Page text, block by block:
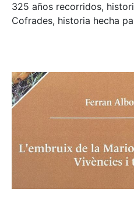
325 años recorridos,
Cofrades, historia hecha